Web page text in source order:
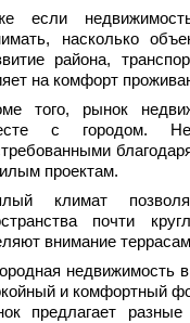
если
насколько
района,
на комфорт
того, рынок
с городом.
проектам.
климат
почти
внимание
недвижимость
и комфортный
предлагает